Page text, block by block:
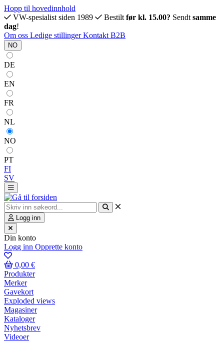
Hopp til hovedinnhold
VW-spesialist siden 1989
Bestilt før kl. 15.00? Sendt samme
dag!
Om oss Ledige stillingerKontakt B2B
NO
DE
EN
FR
NL
NO
PT
FI
SV
Logg inn
Din konto
Logg inn Opprette konto
0,00 €
Produkter
Merker
Gavekort
Exploded views
Magasiner
Kataloger
Nyhetsbrev
Videoer